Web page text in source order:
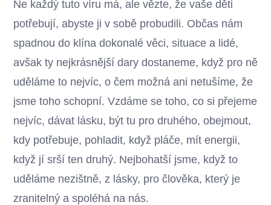
Ne každý tuto víru má, ale vězte, že vaše děti
potřebují, abyste ji v sobě probudili. Občas nám
spadnou do klína dokonalé věci, situace a lidé,
avšak ty nejkrásnější dary dostaneme, když pro ně
uděláme to nejvíc, o čem možná ani netušíme, že
jsme toho schopní. Vzdáme se toho, co si přejeme
nejvíc, dávat lásku, být tu pro druhého, obejmout,
kdy potřebuje, pohladit, když pláče, mít energii,
když jí srší ten druhý. Nejbohatší jsme, když to
uděláme nezištně, z lásky, pro člověka, který je
zranitelný a spoléhá na nás.